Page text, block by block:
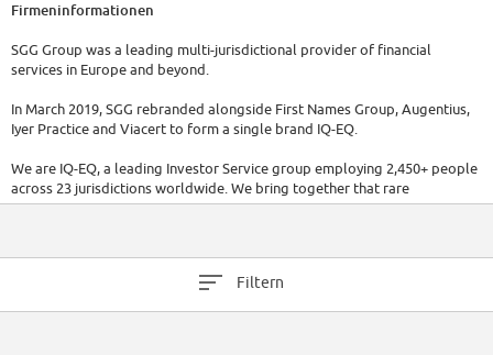
Firmeninformationen
SGG Group was a leading multi-jurisdictional provider of financial
services in Europe and beyond.
In March 2019, SGG rebranded alongside First Names Group, Augentius,
Iyer Practice and Viacert to form a single brand IQ-EQ.
We are IQ-EQ, a leading Investor Service group employing 2,450+ people
across 23 jurisdictions worldwide. We bring together that rare
combination of global expertise with a deep understanding of the needs
Filtern